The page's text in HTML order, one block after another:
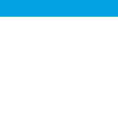
ビ